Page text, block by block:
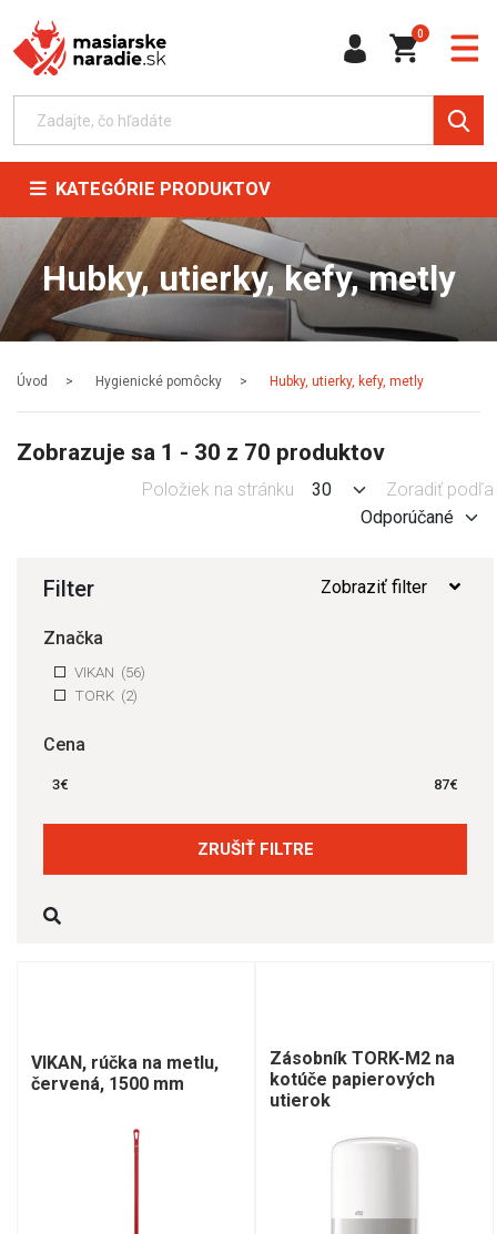
0
KATEGÓRIE PRODUKTOV
Hubky, utierky, kefy, metly
Úvod Hygienické pomôcky Hubky, utierky, kefy, metly
Zobrazuje sa 1 - 30 z 70 produktov
Položiek na stránku Zoradiť podľa
Filter Zobraziť filter
Značka
VIKAN (56)
TORK (2)
Cena
3€ 87€
ZRUŠIŤ FILTRE
VIKAN, rúčka na metlu,
červená, 1500 mm
Zásobník TORK-M2 na
kotúče papierových
utierok